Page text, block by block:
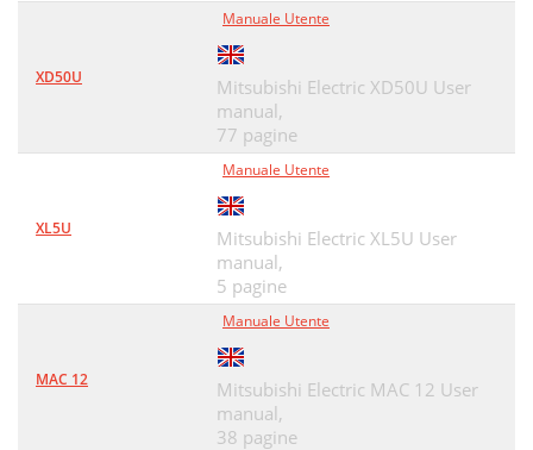
XD50U
Manuale Utente
Mitsubishi Electric XD50U User
manual,
77 pagine
XL5U
Manuale Utente
Mitsubishi Electric XL5U User
manual,
5 pagine
MAC 12
Manuale Utente
Mitsubishi Electric MAC 12 User
manual,
38 pagine